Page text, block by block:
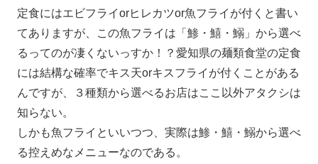
定食にはエビフライorヒレカツor魚フライが付くと書い
てありますが、この魚フライは「鯵・鱚・鰯」から選べ
るってのが凄くないっすか！？愛知県の麺類食堂の定食
には結構な確率でキス天orキスフライが付くことがある
んですが、３種類から選べるお店はここ以外アタクシは
知らない。
しかも魚フライといいつつ、実際は鯵・鱚・鰯から選べ
る控えめなメニューなのである。